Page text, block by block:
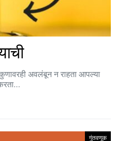
अवलंबून न राहता आपल्या
गुंतवणूक